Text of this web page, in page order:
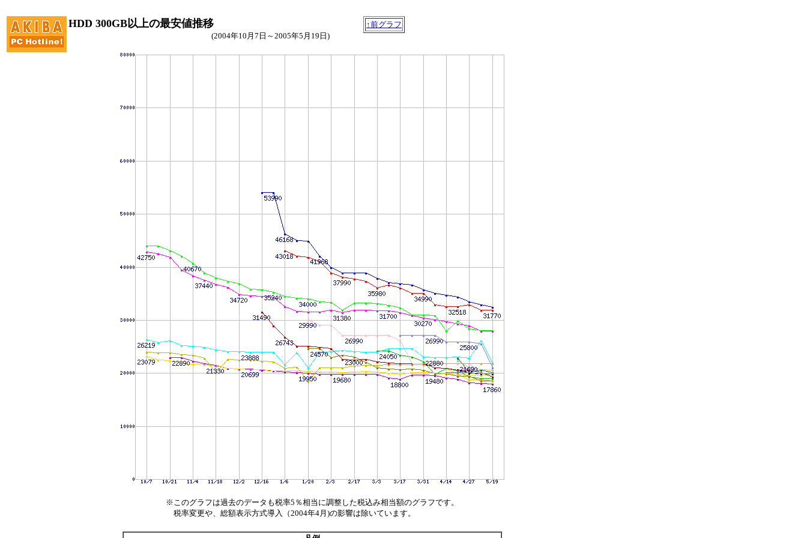
HDD 300GB以上の最安値推移
↑前グラフ
(2004年10月7日～2005年5月19日)
※このグラフは過去のデータも税率5％相当に調整した税込み相当額のグラフです。
税率変更や、総額表示方式導入（2004年4月)の影響は除いています。